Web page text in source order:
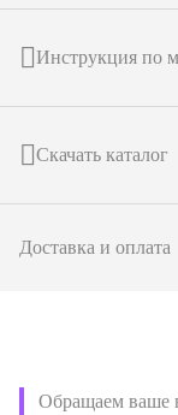
Инструкция по
Скачать каталог
Доставка и оплата
Обращаем ваше